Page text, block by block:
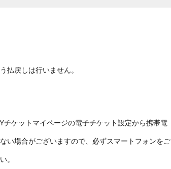
払戻しは行いません。
ケットマイページの電子チケット設定から携帯電
い場合がございますので、必ずスマートフォンをご
。